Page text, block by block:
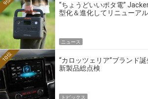
“ちょうどいいポタ電”
型化＆進化してリニューアル
ニュース
“カロッツェリア”ブランド
新製品総点検
10位
トピックス